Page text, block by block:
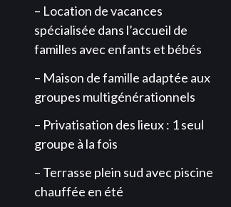
– Location de vacances
spécialisée dans l’accueil de
familles avec enfants et bébés
– Maison de famille adaptée aux
groupes multigénérationnels
– Privatisation des lieux : 1 seul
groupe à la fois
– Terrasse plein sud avec piscine
chauffée en été